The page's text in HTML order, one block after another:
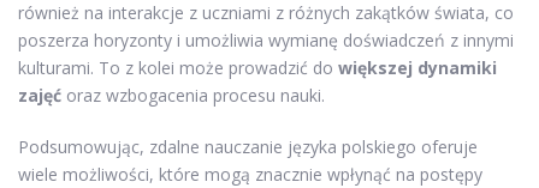
również na interakcje z uczniami z różnych zakątków świata, co
poszerza horyzonty i umożliwia wymianę doświadczeń z innymi
kulturami. To z kolei może prowadzić do większej dynamiki
zajęć oraz wzbogacenia procesu nauki.
Podsumowując, zdalne nauczanie języka polskiego oferuje
wiele możliwości, które mogą znacznie wpłynąć na postępy